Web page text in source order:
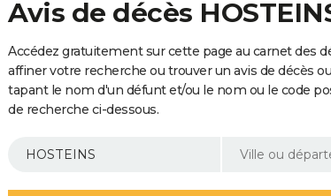
Avis de décès
Accédez gratuitement sur cette page au carnet des
affiner votre recherche ou trouver un avis de décès
tapant le nom d'un défunt et/ou le nom ou le code
de recherche ci-dessous.